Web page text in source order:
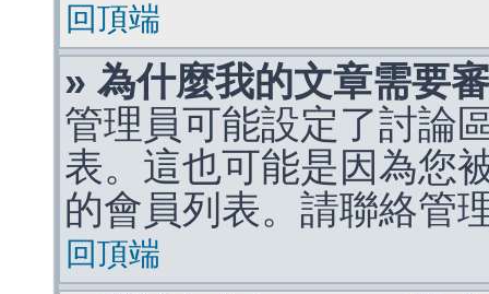
回頂端
» 為什麼我的文章需要
管理員可能設定了討論
表。這也可能是因為您
的會員列表。請聯絡管
回頂端